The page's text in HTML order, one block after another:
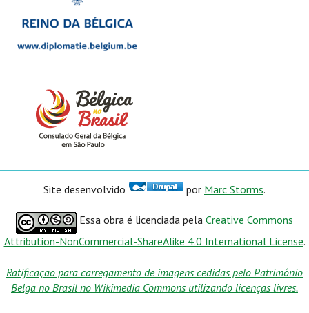
Site desenvolvido por Marc Storms.
Essa obra é licenciada pela Creative Commons
Attribution-NonCommercial-ShareAlike 4.0 International License.
Ratificação para carregamento de imagens cedidas pelo Patrimônio
Belga no Brasil no Wikimedia Commons utilizando licenças livres.